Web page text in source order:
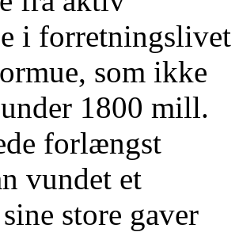
i forretningslivet
som ikke
under 1800 mill.
forlængst
vundet et
store gaver